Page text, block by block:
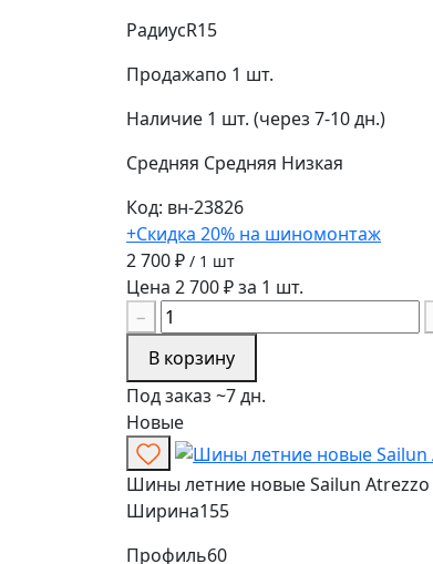
РадиусR15
Продажапо 1 шт.
Наличие 1 шт. (через 7-10 дн.)
Средняя Средняя Низкая
Код: вн-23826
+Скидка 20% на шиномонтаж
2 700 ₽ / 1 шт
Цена 2 700 ₽ за 1 шт.
−
В корзину
Под заказ ~7 дн.
Новые
Шины летние новые Sailun Atrezzo
Ширина155
Профиль60